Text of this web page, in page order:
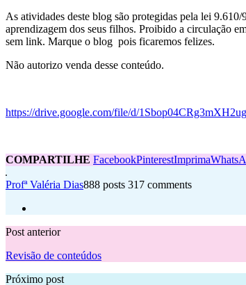
As atividades deste blog são protegidas pela lei
aprendizagem dos seus filhos. Proibido a circulação
sem link. Marque o blog pois ficaremos felizes.
Não autorizo venda desse conteúdo.
https://drive.google.com/file/d/
COMPARTILHE FacebookPinterestImprima
Profª Valéria Dias888 posts 317 comments
Post anterior
Revisão de conteúdos
Próximo post